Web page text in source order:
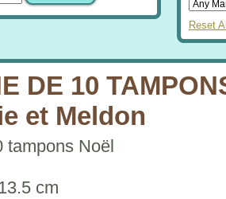
Reset
DE 10
et Meldon
tampons Noël
cm